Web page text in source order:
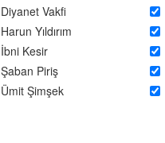
Diyanet Vakfi
Harun Yıldırım
İbni Kesir
Şaban Piriş
Ümit Şimşek